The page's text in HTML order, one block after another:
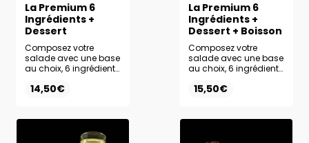
La Premium 6
Ingrédients +
Dessert
Composez votre
salade avec une base
au choix, 6 ingrédients
votre choix. Ajoutez le
sucrée parfaitement
14,50€
La Premium 6
Ingrédients +
Dessert + Boisson
Composez votre
salade avec une base
au choix, 6 ingrédients
votre choix. Profitez
boisson au choix.
15,50€